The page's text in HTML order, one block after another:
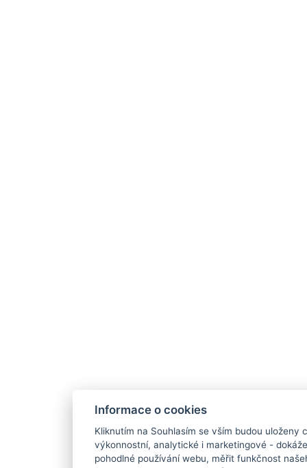
Informace o cookies
Kliknutím na Souhlasím se vším budou uloženy
výkonnostní, analytické i marketingové -
pohodlné používání webu, měřit funkčnost